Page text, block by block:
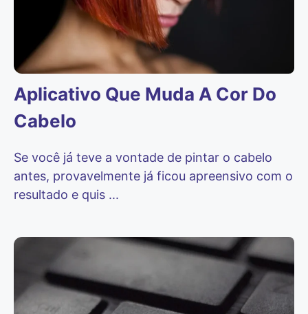
Aplicativo Que Muda A Cor Do
Cabelo
Se você já teve a vontade de pintar o cabelo
antes, provavelmente já ficou apreensivo com o
resultado e quis ...